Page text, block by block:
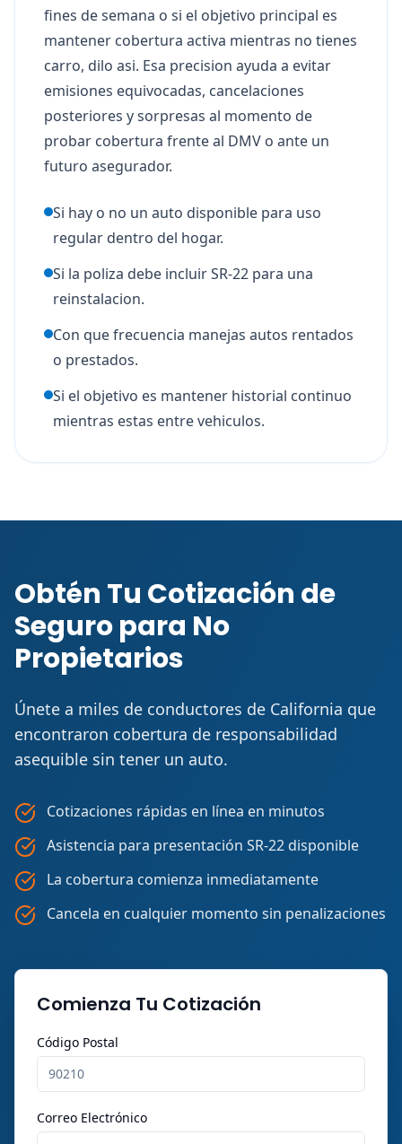
fines de semana o si el objetivo principal es
mantener cobertura activa mientras no tienes
carro, dilo asi. Esa precision ayuda a evitar
emisiones equivocadas, cancelaciones
posteriores y sorpresas al momento de
probar cobertura frente al DMV o ante un
futuro asegurador.
Si hay o no un auto disponible para uso
regular dentro del hogar.
Si la poliza debe incluir SR-22 para una
reinstalacion.
Con que frecuencia manejas autos rentados
o prestados.
Si el objetivo es mantener historial continuo
mientras estas entre vehiculos.
Obtén Tu Cotización de
Seguro para No
Propietarios
Únete a miles de conductores de California que
encontraron cobertura de responsabilidad
asequible sin tener un auto.
Cotizaciones rápidas en línea en minutos
Asistencia para presentación SR-22 disponible
La cobertura comienza inmediatamente
Cancela en cualquier momento sin penalizaciones
Comienza Tu Cotización
Código Postal
Correo Electrónico